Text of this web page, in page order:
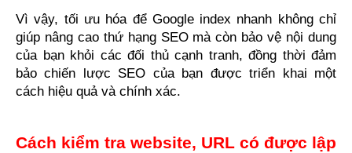
Vì vậy, tối ưu hóa để Google index nhanh không chỉ
giúp nâng cao thứ hạng SEO mà còn bảo vệ nội dung
của bạn khỏi các đối thủ cạnh tranh, đồng thời đảm
bảo chiến lược SEO của bạn được triển khai một
cách hiệu quả và chính xác.
Cách kiểm tra website, URL có được lập